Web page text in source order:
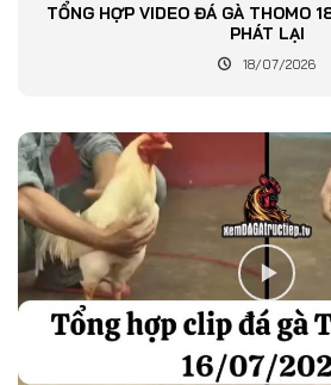
TỔNG HỢP VIDEO ĐÁ GÀ
PHÁT LẠI
18/07/2026